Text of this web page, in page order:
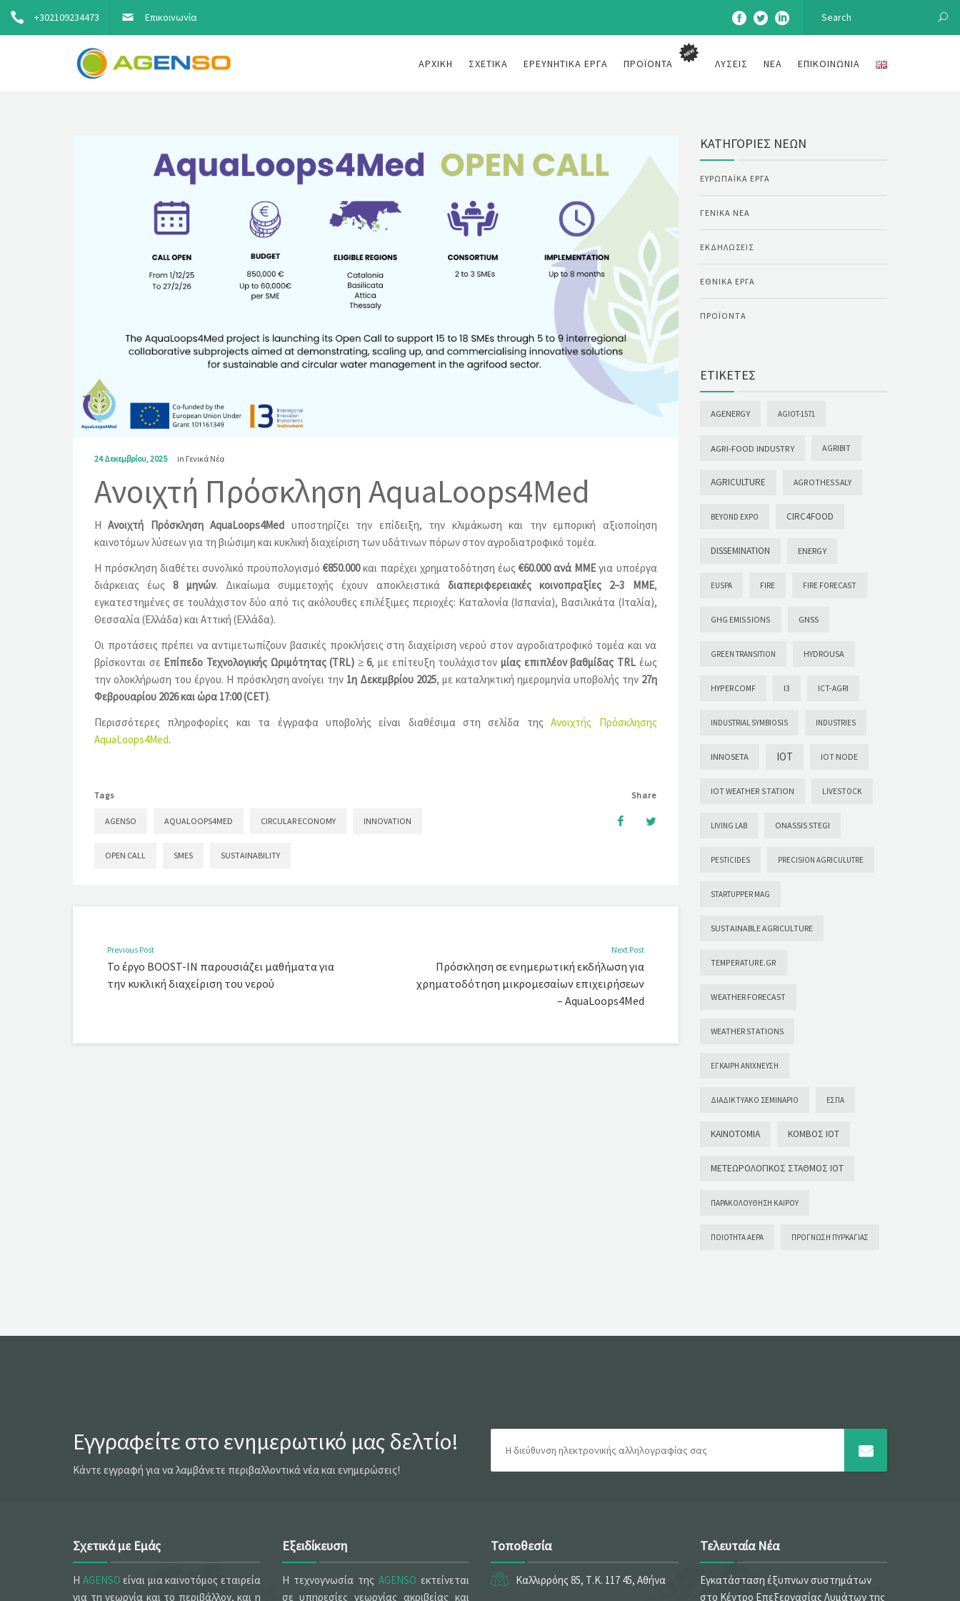
+302109234473 Επικοινωνία
ΑΡΧΙΚΉ ΣΧΕΤΙΚΆ ΕΡΕΥΝΗΤΙΚΆ ΈΡΓΑ ΠΡΟΪΌΝΤΑ ΛΎΣΕΙΣ ΝΈΑ ΕΠΙΚΟΙΝΩΝΊΑ
24 Δεκεμβρίου, 2025 in Γενικά Νέα
Ανοιχτή Πρόσκληση AquaLoops4Med
ΗΑνοιχτή Πρόσκληση AquaLoops4Med υποστηρίζει την επίδειξη, την κλιμάκωση και την εμπορική αξιοποίηση
καινοτόμων λύσεων για τη βιώσιμη και κυκλική διαχείριση των υδάτινων πόρων στον αγροδιατροφικό τομέα.
Η πρόσκληση διαθέτει συνολικό προϋπολογισμό€850.000και παρέχει χρηματοδότηση έως€60.000 ανά ΜΜΕγια υποέργα
διάρκειας έως8 μηνών. Δικαίωμα συμμετοχής έχουν αποκλειστικά διαπεριφερειακές κοινοπραξίες 2–3 ΜΜΕ,
εγκατεστημένες σε τουλάχιστον δύο από τις ακόλουθες επιλέξιμες περιοχές: Καταλονία (Ισπανία), Βασιλικάτα (Ιταλία),
Θεσσαλία (Ελλάδα) και Αττική (Ελλάδα).
Οι προτάσεις πρέπει να αντιμετωπίζουν βασικές προκλήσεις στη διαχείριση νερού στον αγροδιατροφικό τομέα και να
βρίσκονται σε Επίπεδο Τεχνολογικής Ωριμότητας (TRL) ≥ 6, με επίτευξη τουλάχιστον μίας επιπλέον βαθμίδας TRLέως
την ολοκλήρωση του έργου. Η πρόσκληση ανοίγει την 1η Δεκεμβρίου 2025, με καταληκτική ημερομηνία υποβολής την 27η
Φεβρουαρίου 2026 και ώρα 17:00 (CET).
Περισσότερες πληροφορίες και τα έγγραφα υποβολής είναι διαθέσιμα στη σελίδα τηςΑνοιχτής Πρόσκλησης
AquaLoops4Med.
Tags
AGENSO AQUALOOPS4MED CIRCULAR ECONOMY INNOVATION
OPEN CALL SMES SUSTAINABILITY
Share
Previous Post
Το έργο BOOST-IN παρουσιάζει μαθήματα για
την κυκλική διαχείριση του νερού
Next Post
Πρόσκληση σε ενημερωτική εκδήλωση για
χρηματοδότηση μικρομεσαίων επιχειρήσεων
– AquaLoops4Med
ΚΑΤΗΓΟΡΊΕΣ ΝΈΩΝ
ΕΥΡΩΠΑΪΚΆ ΈΡΓΑ
ΓΕΝΙΚΆ ΝΈΑ
ΕΚΔΗΛΏΣΕΙΣ
ΕΘΝΙΚΆ ΈΡΓΑ
ΠΡΟΪΌΝΤΑ
ΕΤΙΚΈΤΕΣ
AGENERGY AGIOT-1571
AGRI-FOOD INDUSTRY AGRIBIT
AGRICULTURE AGROTHESSALY
BEYOND EXPO CIRC4FOOD
DISSEMINATION ENERGY
EUSPA FIRE FIRE FORECAST
GHG EMISSIONS GNSS
GREEN TRANSITION HYDROUSA
HYPERCOMF I3 ICT-AGRI
INDUSTRIAL SYMBIOSIS INDUSTRIES
INNOSETA IOT IOT NODE
IOT WEATHER STATION LIVESTOCK
LIVING LAB ONASSIS STEGI
PESTICIDES PRECISION AGRICULUTRE
STARTUPPER MAG
SUSTAINABLE AGRICULTURE
TEMPERATURE.GR
WEATHER FORECAST
WEATHER STATIONS
ΈΓΚΑΙΡΗ ΑΝΊΧΝΕΥΣΗ
ΔΙΑΔΙΚΤΥΑΚΌ ΣΕΜΙΝΆΡΙΟ ΕΣΠΑ
ΚΑΙΝΟΤΟΜΊΑ ΚΌΜΒΟΣ ΙΟΤ
ΜΕΤΕΩΡΟΛΟΓΙΚΌΣ ΣΤΑΘΜΌΣ ΙΟΤ
ΠΑΡΑΚΟΛΟΎΘΗΣΗ ΚΑΙΡΟΎ
ΠΟΙΌΤΗΤΑ ΑΈΡΑ ΠΡΌΓΝΩΣΗ ΠΥΡΚΑΓΙΆΣ
Εγγραφείτε στο ενημερωτικό μας δελτίο!
Κάντε εγγραφή για να λαμβάνετε περιβαλλοντικά νέα και ενημερώσεις!
Σχετικά με Εμάς
Η AGENSO είναι μια καινοτόμος εταιρεία
για τη γεωργία και το περιβάλλον, και η
Εξειδίκευση
Η τεχνογνωσία της AGENSO εκτείνεται
σε υπηρεσίες γεωργίας ακριβείας και
Τοποθεσία
Καλλιρρόης 85, Τ.Κ. 117 45, Αθήνα
Τελευταία Νέα
Εγκατάσταση έξυπνων συστημάτων
στο Κέντρο Επεξεργασίας Λυμάτων της